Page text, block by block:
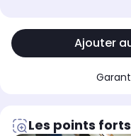
Ajouter
Les points